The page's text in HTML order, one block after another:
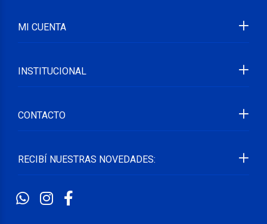
RECIBÍ NUESTRAS NOVEDADES:
MI CUENTA
INSTITUCIONAL
CONTACTO